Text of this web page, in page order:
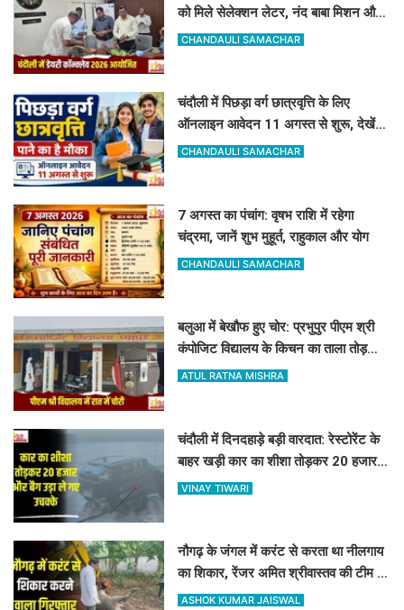
को मिले सेलेक्शन लेटर, नंद बाबा मिशन और
स्वदेशी गौ-संवर्धन योजना के लिए दिए गए
CHANDAULI SAMACHAR
चंदौली में पिछड़ा वर्ग छात्रवृत्ति के लिए
ऑनलाइन आवेदन 11 अगस्त से शुरू, देखें
पूरा शेड्यूल
CHANDAULI SAMACHAR
7 अगस्त का पंचांग: वृषभ राशि में रहेगा
चंद्रमा, जानें शुभ मुहूर्त, राहुकाल और योग
CHANDAULI SAMACHAR
बलुआ में बेखौफ हुए चोर: प्रभुपुर पीएम श्री
कंपोजिट विद्यालय के किचन का ताला तोड़
हजारों का सामान पार
ATUL RATNA MISHRA
चंदौली में दिनदहाड़े बड़ी वारदात: रेस्टोरेंट के
बाहर खड़ी कार का शीशा तोड़कर 20 हजार
और बैग उड़ा ले गए उचक्के
VINAY TIWARI
नौगढ़ के जंगल में करंट से करता था नीलगाय
का शिकार, रेंजर अमित श्रीवास्तव की टीम ने
ऐसे दबोचा
ASHOK KUMAR JAISWAL